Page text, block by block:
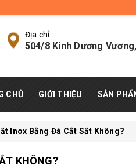
Địa chỉ
504/8 Kinh Dương
CHỦ GIỚI THIỆU SẢN
Inox Bằng Đá Cắt Sắt Không?
KHÔNG?